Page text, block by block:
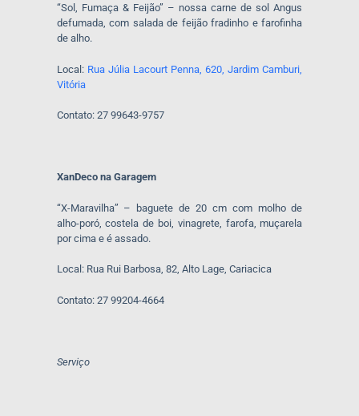
“Sol, Fumaça & Feijão” – nossa carne de sol Angus
defumada, com salada de feijão fradinho e farofinha
de alho.
Local: Rua Júlia Lacourt Penna, 620, Jardim Camburi,
Vitória
Contato: 27 99643-9757
XanDeco na Garagem
“X-Maravilha” – baguete de 20 cm com molho de
alho-poró, costela de boi, vinagrete, farofa, muçarela
por cima e é assado.
Local: Rua Rui Barbosa, 82, Alto Lage, Cariacica
Contato: 27 99204-4664
Serviço